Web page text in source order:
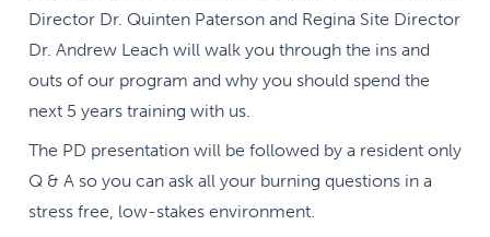
Director Dr. Quinten Paterson and Regina Site Director
Dr. Andrew Leach will walk you through the ins and
outs of our program and why you should spend the
next 5 years training with us.
The PD presentation will be followed by a resident only
Q & A so you can ask all your burning questions in a
stress free, low-stakes environment.